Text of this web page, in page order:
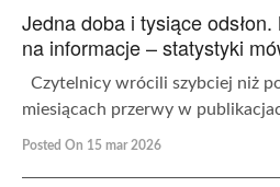
Jedna doba i tysiące
na informacje – statystyki
Czytelnicy wrócili szybciej niż
miesiącach przerwy w
Posted On 15 mar 2026